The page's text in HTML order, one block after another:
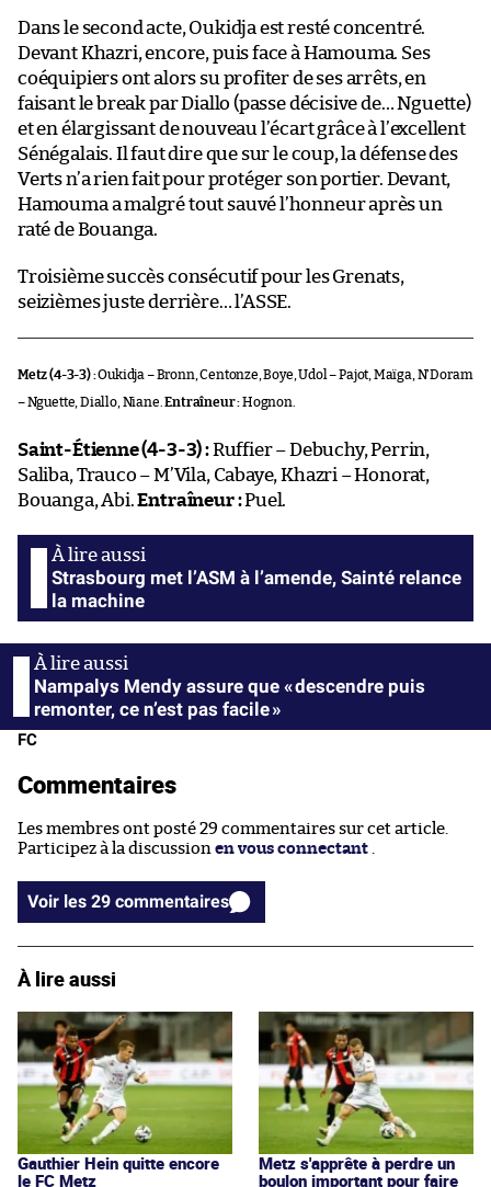
Dans le second acte, Oukidja est resté concentré.
Devant Khazri, encore, puis face à Hamouma. Ses
coéquipiers ont alors su profiter de ses arrêts, en
faisant le break par Diallo (passe décisive de… Nguette)
et en élargissant de nouveau l’écart grâce à l’excellent
Sénégalais. Il faut dire que sur le coup, la défense des
Verts n’a rien fait pour protéger son portier. Devant,
Hamouma a malgré tout sauvé l’honneur après un
raté de Bouanga.
Troisième succès consécutif pour les Grenats,
seizièmes juste derrière… l’ASSE.
Metz (4-3-3) :Oukidja – Bronn, Centonze, Boye, Udol – Pajot, Maïga, N’Doram
– Nguette, Diallo, Niane.Entraîneur :Hognon.
Saint-Étienne (4-3-3) :Ruffier – Debuchy, Perrin,
Saliba, Trauco – M’Vila, Cabaye, Khazri – Honorat,
Bouanga, Abi.Entraîneur :Puel.
Strasbourg met l’ASM à l’amende, Sainté relance
la machine
Nampalys Mendy assure que « descendre puis
remonter, ce n’est pas facile »
FC
Commentaires
Les membres ont posté 29 commentaires sur cet article.
Participez à la discussion en vous connectant
Voir les 29 commentaires
À lire aussi
Gauthier Hein quitte encore
le FC Metz
Metz s'apprête à perdre un
boulon important pour faire